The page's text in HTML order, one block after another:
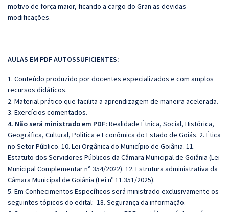
motivo de força maior, ficando a cargo do Gran as devidas
modificações.
AULAS EM PDF AUTOSSUFICIENTES:
1. Conteúdo produzido por docentes especializados e com amplos
recursos didáticos.
2. Material prático que facilita a aprendizagem de maneira acelerada.
3. Exercícios comentados.
4. Não será ministrado em PDF: Realidade Étnica, Social, Histórica,
Geográfica, Cultural, Política e Econômica do Estado de Goiás. 2. Ética
no Setor Público. 10. Lei Orgânica do Município de Goiânia. 11.
Estatuto dos Servidores Públicos da Câmara Municipal de Goiânia (Lei
Municipal Complementar n° 354/2022). 12. Estrutura administrativa da
Câmara Municipal de Goiânia (Lei nº 11.351/2025).
5. Em Conhecimentos Específicos será ministrado exclusivamente os
seguintes tópicos do edital: 18. Segurança da informação.